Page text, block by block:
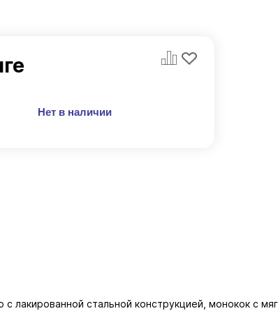
Нет в наличии
с лакированной стальной конструкцией, монокок с